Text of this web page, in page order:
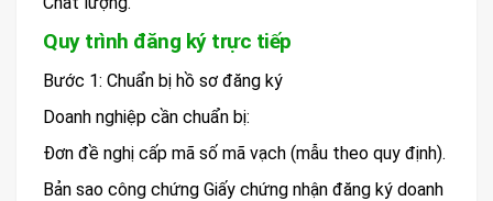
Quy trình đăng ký trực tiếp
Bước 1: Chuẩn bị hồ sơ đăng ký
Doanh nghiệp cần chuẩn bị:
Đơn đề nghị cấp mã số mã vạch (mẫu theo quy định).
Bản sao công chứng Giấy chứng nhận đăng ký doanh